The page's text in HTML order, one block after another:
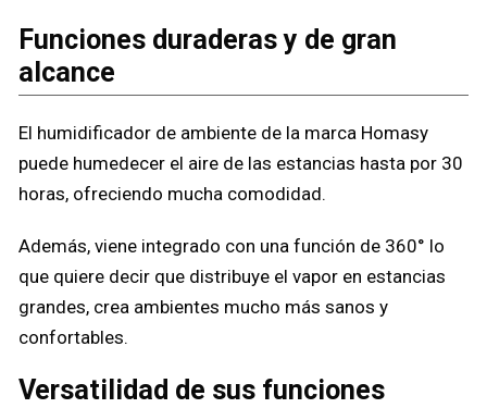
Funciones duraderas y de gran
alcance
El humidificador de ambiente de la marca Homasy
puede humedecer el aire de las estancias hasta por 30
horas, ofreciendo mucha comodidad.
Además, viene integrado con una función de 360° lo
que quiere decir que distribuye el vapor en estancias
grandes, crea ambientes mucho más sanos y
confortables.
Versatilidad de sus funciones